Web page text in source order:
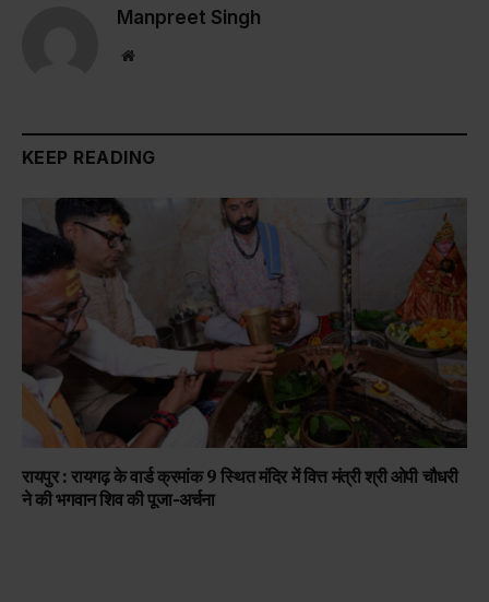
Manpreet Singh
Website
KEEP READING
रायपुर : रायगढ़ के वार्ड क्रमांक 9 स्थित मंदिर में वित्त मंत्री श्री ओपी चौधरी
ने की भगवान शिव की पूजा-अर्चना